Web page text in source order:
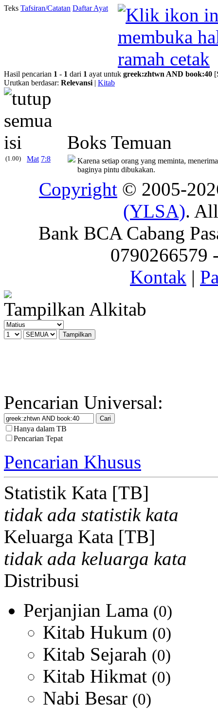
Teks Tafsiran/Catatan Daftar Ayat
Hasil pencarian 1 - 1 dari 1 ayat untuk greek:zhtwn AND book:40
Urutkan berdasar: Relevansi | Kitab
Boks Temuan
(1.00) Mat 7:8
Karena setiap orang yang meminta,
baginya pintu dibukakan.
Copyright © 2005-
(YLSA).
Bank BCA Cabang
0790266579
Kontak |
Tampilkan Alkitab
Pencarian Universal:
Hanya dalam TB
Pencarian Tepat
Pencarian Khusus
Statistik Kata [TB]
tidak ada statistik kata
Keluarga Kata [TB]
tidak ada keluarga kata
Distribusi
Perjanjian Lama (0)
Kitab Hukum (0)
Kitab Sejarah (0)
Kitab Hikmat (0)
Nabi Besar (0)